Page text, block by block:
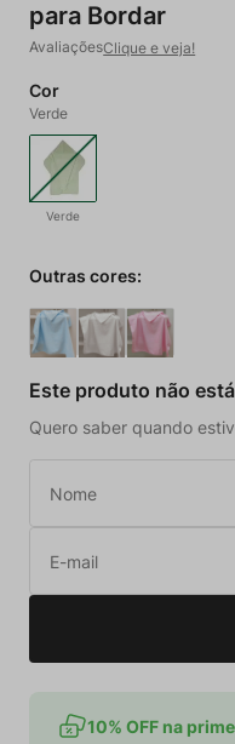
para Bordar
Clique e veja!
Cor
Verde
Verde
Outras cores:
Este produto não
Quero saber quando
10% OFF na